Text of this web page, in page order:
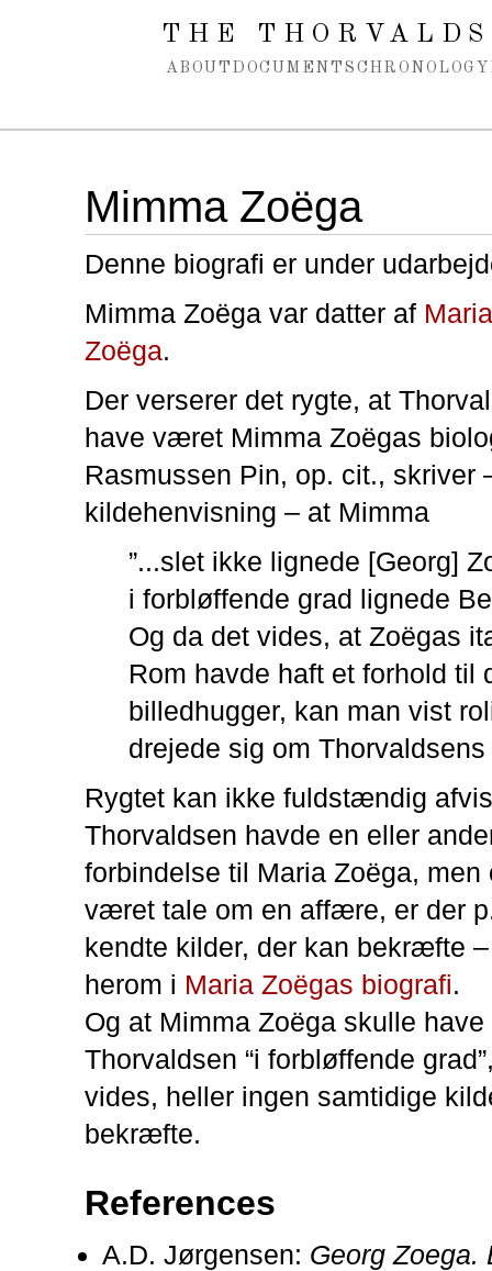
Spring navigation over
THE
ABOUT DOCUMENTS CHRONOLOGY
Mimma Zoëga
Denne biografi er under
Mimma Zoëga var datter af Maria
Zoëga.
Der verserer det rygte, at
have været Mimma Zoëgas
Rasmussen Pin, op. cit., skriver
kildehenvisning – at Mimma
”...slet ikke lignede [Georg]
i forbløffende grad lignede
Og da det vides, at Zoëgas
Rom havde haft et forhold til
billedhugger, kan man vist
drejede sig om
Rygtet kan ikke fuldstændig
Thorvaldsen havde en eller
forbindelse til Maria Zoëga, men
været tale om en affære, er der
kendte kilder, der kan bekræfte
herom i Maria Zoëgas biografi.
Og at Mimma Zoëga skulle have
Thorvaldsen “i forbløffende
vides, heller ingen samtidige
bekræfte.
References
A.D. Jørgensen: Georg Zoega.